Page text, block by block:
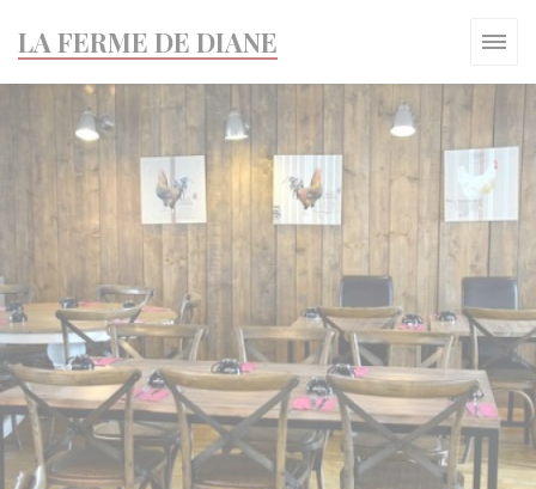
LA FERME DE DIANE